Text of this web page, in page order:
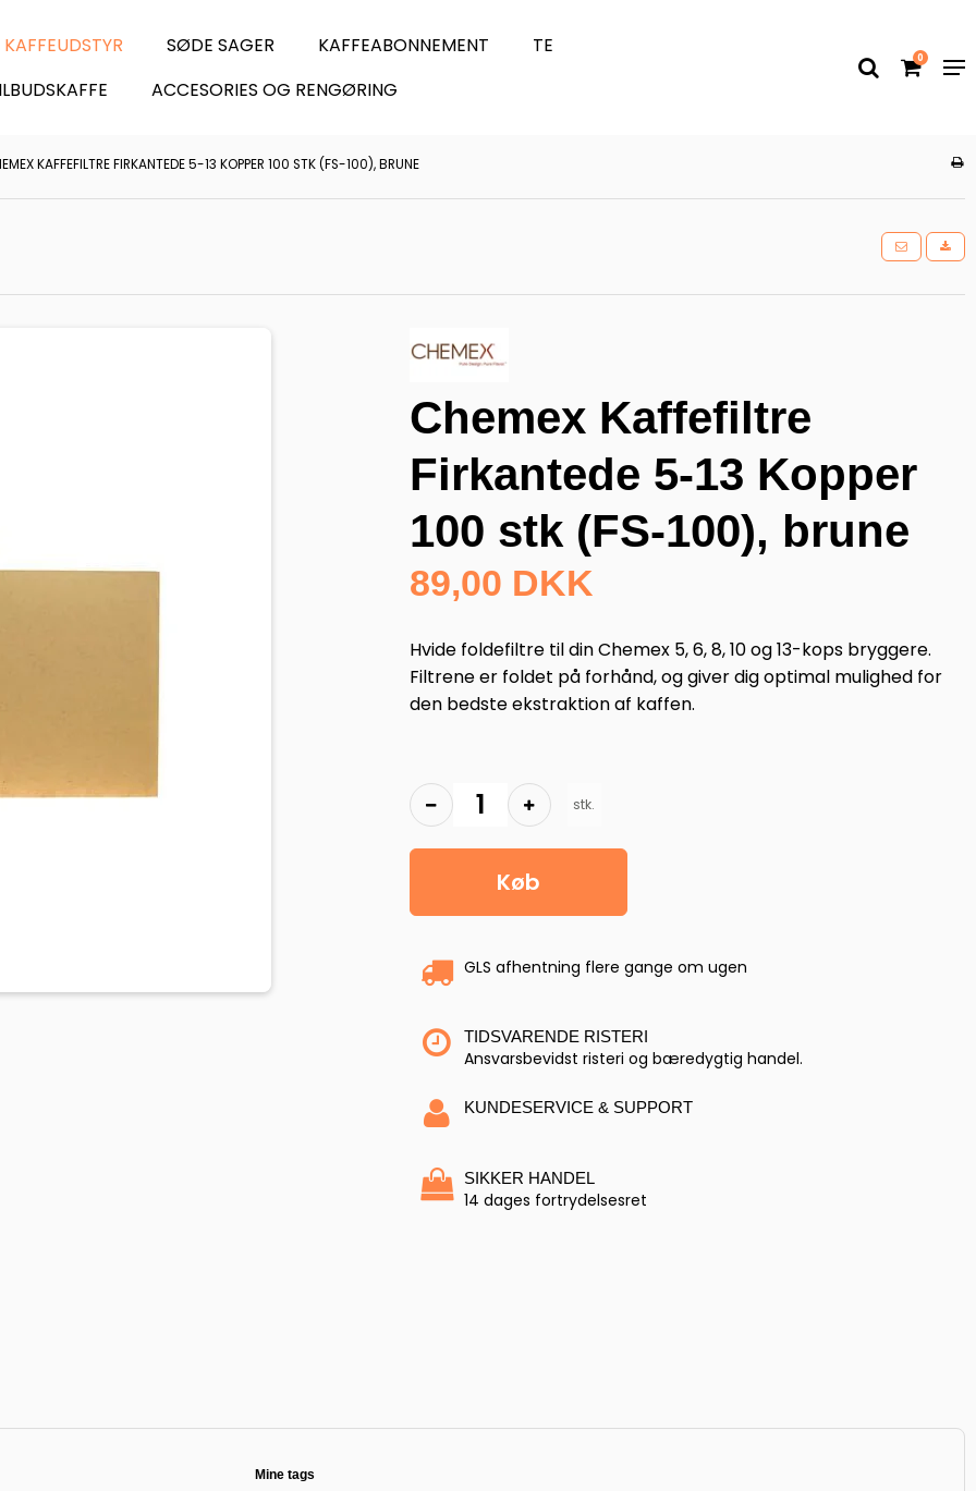
KAFFEUDSTYR SØDE SAGER KAFFEABONNEMENT
TE
ACCESORIES OG RENGØRING
0
KAFFEFILTRE FIRKANTEDE 5-13 KOPPER 100 STK (FS-100), BRUNE
Chemex Kaffefiltre
Firkantede 5-13 Kopper
100 stk (FS-100), brune
89,00 DKK
Hvide foldefiltre til din Chemex 5, 6, 8, 10 og 13-kops bryggere.
Filtrene er foldet på forhånd, og giver dig optimal mulighed for
den bedste ekstraktion af kaffen.
stk.
Køb
GLS afhentning flere gange om ugen
TIDSVARENDE RISTERI
Ansvarsbevidst risteri og bæredygtig handel.
KUNDESERVICE & SUPPORT
SIKKER HANDEL
14 dages fortrydelsesret
Mine tags